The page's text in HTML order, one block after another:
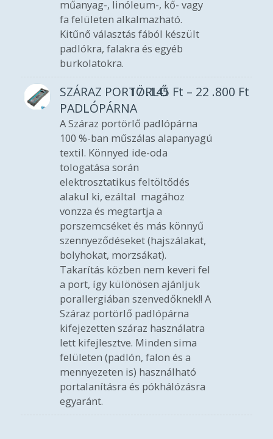
műanyag-, linóleum-, kő- vagy
fa felületen alkalmazható.
Kitűnő választás fából készült
padlókra, falakra és egyéb
burkolatokra.
SZÁRAZ PORTÖRLŐ
PADLÓPÁRNA
17 .145 Ft – 22 .800 Ft
A Száraz portörlő padlópárna
100 %-ban műszálas alapanyagú
textil. Könnyed ide-oda
tologatása során
elektrosztatikus feltöltődés
alakul ki, ezáltal magához
vonzza és megtartja a
porszemcséket és más könnyű
szennyeződéseket (hajszálakat,
bolyhokat, morzsákat).
Takarítás közben nem keveri fel
a port, így különösen ajánljuk
porallergiában szenvedőknek!! A
Száraz portörlő padlópárna
kifejezetten száraz használatra
lett kifejlesztve. Minden sima
felületen (padlón, falon és a
mennyezeten is) használható
portalanításra és pókhálózásra
egyaránt.